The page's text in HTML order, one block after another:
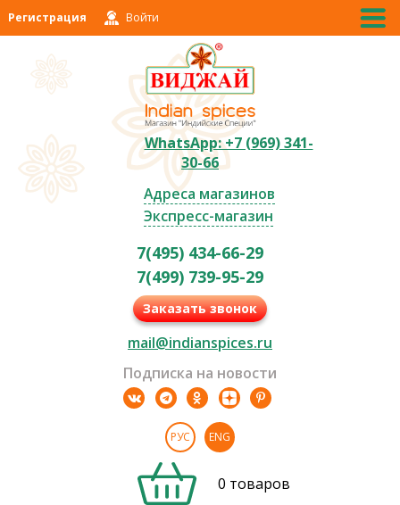
Регистрация Войти
WhatsApp: +7 (969) 341-
30-66
Адреса магазинов
Экспресс-магазин
7(495) 434-66-29
7(499) 739-95-29
Заказать звонок
mail@indianspices.ru
Подписка на новости
РУС ENG
0 товаров